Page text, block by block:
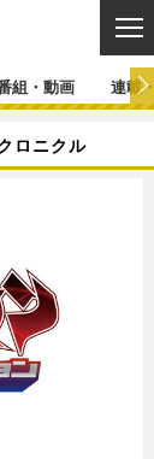
音楽
ント
プレ
ート
一覧
ジオ
ラム
組・動画 連載
ロニクル